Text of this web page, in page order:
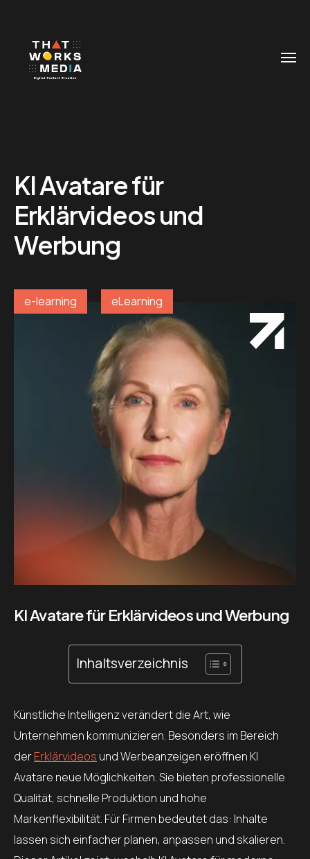
KI Avatare für
Erklärvideos und
Werbung
e-learning eLearning
KI Avatare für Erklärvideos und Werbung
Inhaltsverzeichnis
Künstliche Intelligenz verändert die Art, wie
Unternehmen kommunizieren. Besonders im Bereich
derErklärvideos und Werbeanzeigen eröffnen KI
Avatare neue Möglichkeiten. Sie bieten professionelle
Qualität, schnelle Produktion und hohe
Markenflexibilität. Für Firmen bedeutet das: Inhalte
lassen sich einfacher planen, anpassen und skalieren.